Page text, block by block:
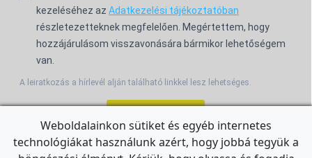
kezeléséhez az Adatkezelési tájékoztatóban
részletezetteknek megfelelően. Megértettem, hogy
hozzájárulásom visszavonására bármikor lehetőségem
van.
A leiratkozás a hírlevél alján található linkkel lesz lehetséges.
For the English Newsletter, clickHERE.
Weboldalainkon sütiket és egyéb internetes
technológiákat használunk azért, hogy jobbá tegyük a